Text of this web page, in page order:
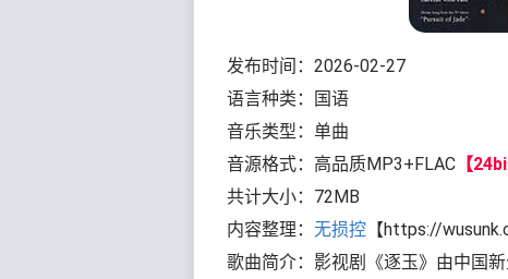
发布时间：2026-02-27
语言种类：国语
音乐类型：单曲
音源格式：高品质MP3+FLAC 【
共计大小：72MB
内容整理： 无损控 【https://
歌曲简介：影视剧《逐玉》由中国